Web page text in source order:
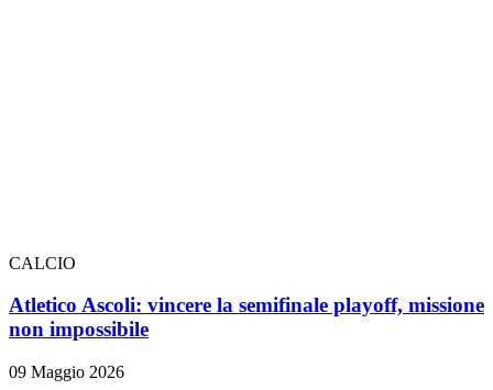
CALCIO
Atletico Ascoli: vincere la semifinale playoff, missione
non impossibile
09 Maggio 2026